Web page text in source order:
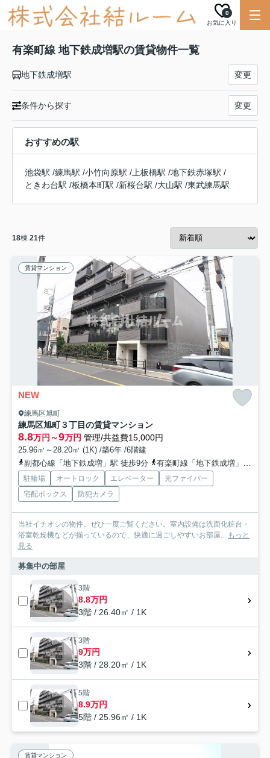
お気に入り
0
有楽町線 地下鉄成増駅の賃貸物件一覧
地下鉄成増駅 変更
条件から探す 変更
おすすめの駅
池袋駅 /練馬駅 /小竹向原駅 / 上板橋駅 /地下鉄赤塚駅 /
ときわ台駅 /板橋本町駅 /新桜台駅 /大山駅 /東武練馬駅
18棟 21件
賃貸マンション
NEW
練馬区旭町
練馬区旭町３丁目の賃貸マンション
8.8万円～9万円 管理/共益費15,000円
25.96㎡～28.20㎡ (1K) /築6年 /6階建
副都心線「地下鉄成増」駅 徒歩9分
有楽町線「地下鉄成増」駅 徒歩9分
駐輪場 オートロック エレベーター
光ファイバー
宅配ボックス
防犯カメラ
当社イチオシの物件。ぜひ一度ご覧ください。室内設備は洗面化粧台・
浴室乾燥機などが揃っているので、快適に過ごしやすいお部屋... もっと
見る
募集中の部屋
3階
8.8万円
3階 / 26.40㎡ / 1K
3階
9万円
3階 / 28.20㎡ / 1K
5階
8.9万円
5階 / 25.96㎡ / 1K
賃貸マンション